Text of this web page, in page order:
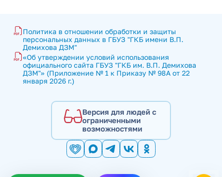
Политика в отношении обработки и защиты
персональных данных в ГБУЗ "ГКБ имени В.П.
Демихова ДЗМ"
«Об утверждении условий использования
официального сайта ГБУЗ "ГКБ им. В.П. Демихова
ДЗМ"» (Приложение № 1 к Приказу № 98А от 22
января 2026 г.)
Версия для людей с
ограниченными
возможностями